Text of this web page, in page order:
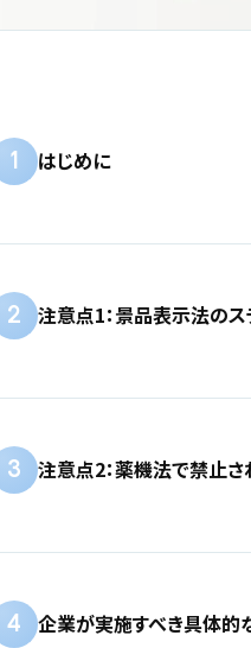
1 はじめに
2 注意点1：景品表示法の
3 注意点2：薬機法で禁止
4 企業が実施すべき具体的